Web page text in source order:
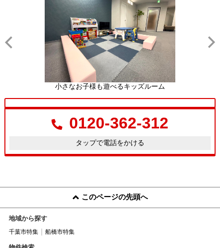
小さなお子様も遊べるキッズルーム
0120-362-312
タップで電話をかける
このページの先頭へ
地域から探す
千葉市特集 船橋市特集